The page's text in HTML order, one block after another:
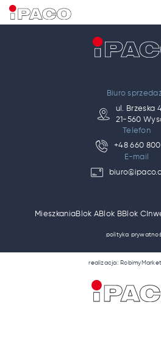
Biuro
ul. Brzeska
21-560
Telefon
+48 660
E-mail
MieszkaniaBlok ABlok BBlok C
polityka
realizacja: